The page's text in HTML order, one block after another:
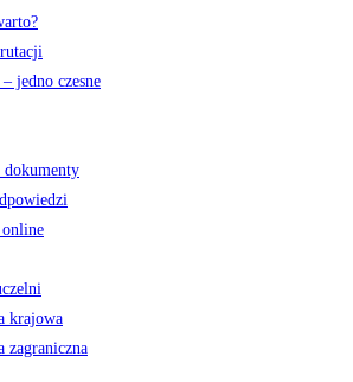
jedno czesne
dokumenty
krajowa
zagraniczna